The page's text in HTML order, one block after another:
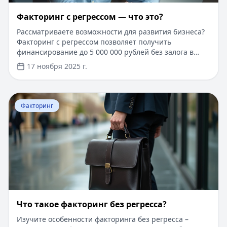
​Факторинг с регрессом — что это?
Рассматриваете возможности для развития бизнеса?
Факторинг с регрессом позволяет получить
финансирование до 5 000 000 рублей без залога в
течение 24 часов. Одобрение за 1 день,
минимальный пакет документов, возможность
получения средств онлайн. Гибкие условия
погашения и индивидуальный подход к каждому
клиенту. Первый месяц обслуживания со сниженной
комиссией для новых клиентов.
17 ноября 2025 г.
Перейти к статье:Что такое​ факторинг без регресса?
Факторинг
Что такое​ факторинг без регресса?
Изучите особенности факторинга без регресса –